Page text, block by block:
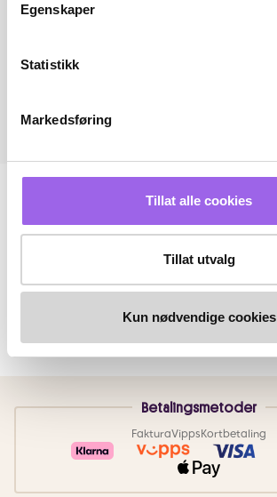
Egenskaper
Statistikk
Markedsføring
Tillat alle cookies
Tillat utvalg
Kun nødvendige cookies
Betalingsmetoder
FakturaVippsKortbetaling